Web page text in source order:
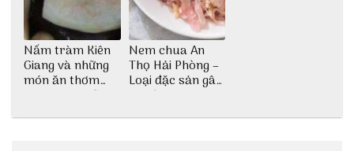
Nấm tràm Kiên
Giang và những
món ăn thơm
ngon khó cưỡng
Nem chua An
Thọ Hải Phòng –
Loại đặc sản gây
nghiện